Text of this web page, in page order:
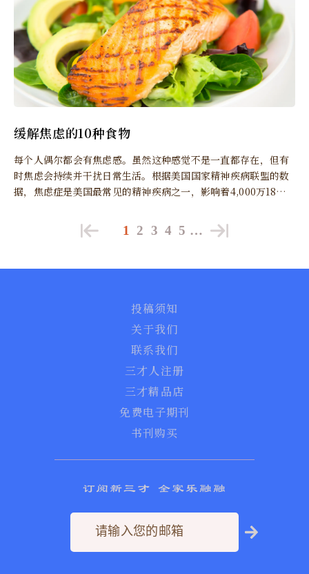
缓解焦虑的10种食物
每个人偶尔都会有焦虑感。虽然这种感觉不是一直都存在，但有
时焦虑会持续并干扰日常生活。根据美国国家精神疾病联盟的数
据，焦虑症是美国最常见的精神疾病之一，影响着4,000万18岁
症都会在非威胁性的情况下，产生持续过度的恐惧或担心，这种
持续对日常生活造成干扰。专家表示，虽然药物通常是治疗焦虑
1 2 3 4 5 …
投稿须知
关于我们
联系我们
三才人注册
三才精品店
免费电子期刊
书刊购买
订阅新三才 全家乐融融